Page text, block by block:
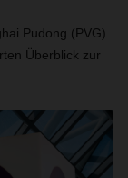
Pudong (PVG)
Überblick zur